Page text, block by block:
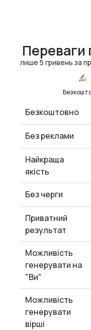
Переваги
лише 5 гривень за
Безкоштовно
Без реклами
Найкраща
якість
Без черги
Приватний
результат
Можливість
генерувати на
"Ви"
Можливість
генерувати
вірші